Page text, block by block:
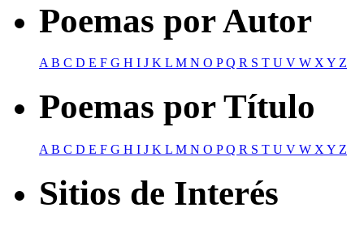
Poemas por Autor
AB C D E F G H I J K L M N O PQ R S T U V W XY Z
Poemas por Título
A B C D E F G H I J K L M N O PQ R S T U V W X Y Z
Sitios de Interés